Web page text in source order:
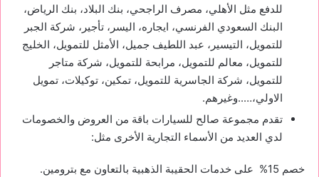
للدفع مثل الأهلي، مصرف الراجحي، بنك البلاد، بنك الرياض،
البنك السعودي الفرنسي، ايجاره، اليسر، تأجير، شركة الجبر
للتمويل، التيسير، عبد اللطيف جميل، الأمثل للتمويل، الخليج
للتمويل، معالم للتمويل، مرابحة للتمويل، شركة متاجر
للتمويل، شركة الجاسرية للتمويل، تمكين، توكيلات، تمويل
الاولي،…..وغيرهم.
تقدم مجموعة صالح للسيارات باقة من العروض والخصومات
لدي العديد من الأسماء التجارية الأخرى مثل:
خصم 15% على خدمات الحقيبة الذهبية بالتعاون مع بترومين.